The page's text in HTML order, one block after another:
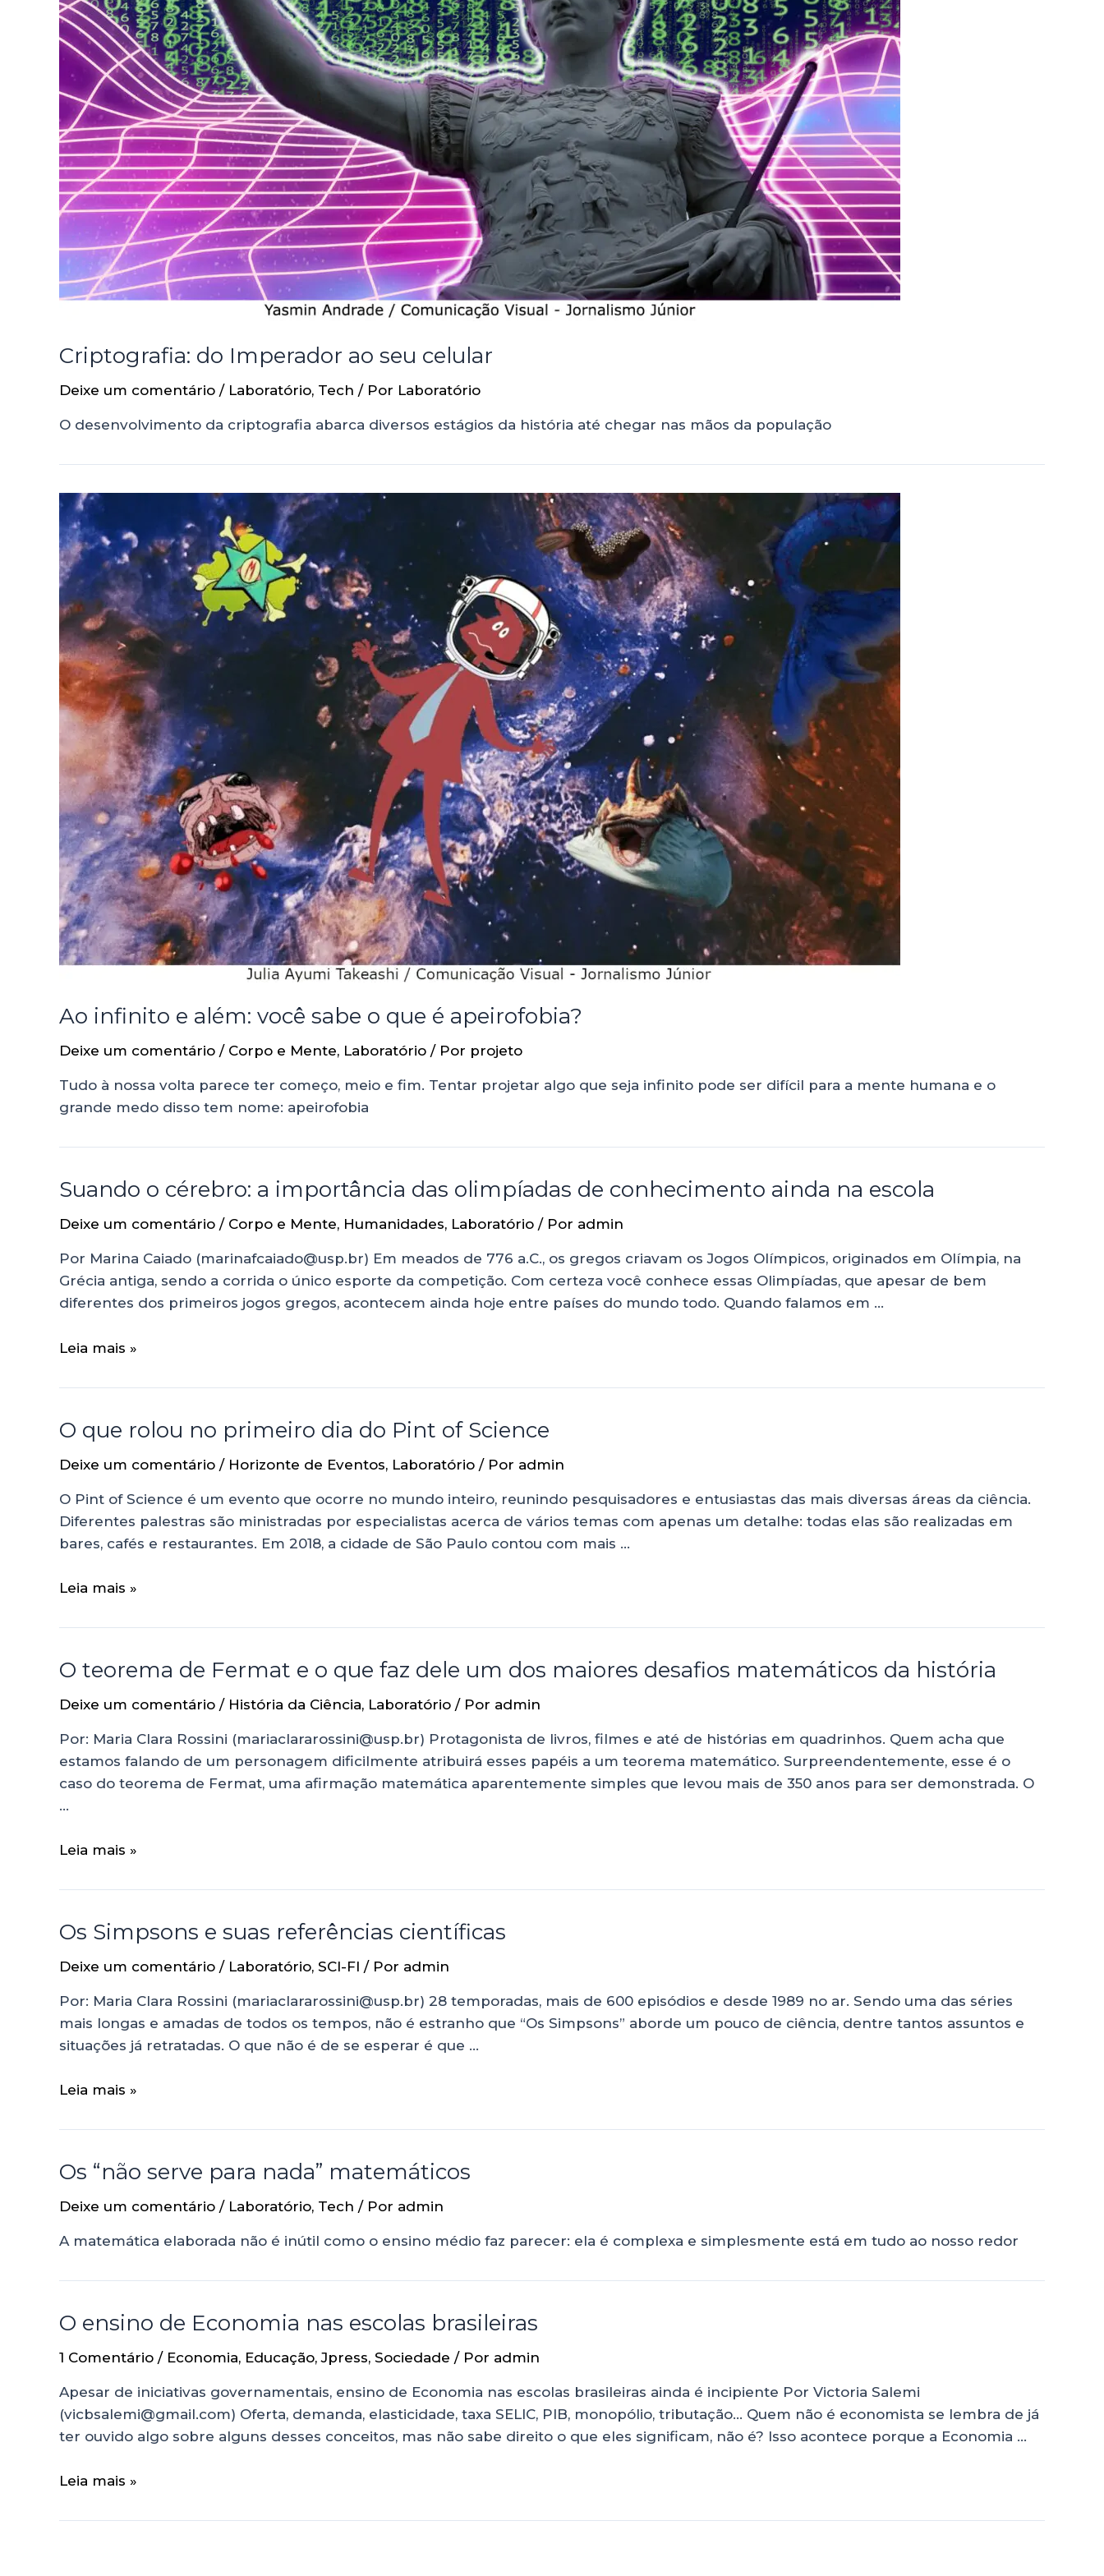
Criptografia: do Imperador ao seu celular
Deixe um comentário / Laboratório, Tech / Por Laboratório
O desenvolvimento da criptografia abarca diversos estágios da história até chegar nas mãos da população
Ao infinito e além: você sabe o que é apeirofobia?
Deixe um comentário / Corpo e Mente, Laboratório / Por projeto
Tudo à nossa volta parece ter começo, meio e fim. Tentar projetar algo que seja infinito pode ser difícil para a mente humana e o
grande medo disso tem nome: apeirofobia
Suando o cérebro: a importância das olimpíadas de conhecimento ainda na escola
Deixe um comentário / Corpo e Mente, Humanidades, Laboratório / Por admin
Por Marina Caiado (marinafcaiado@usp.br) Em meados de 776 a.C., os gregos criavam os Jogos Olímpicos, originados em Olímpia, na
Grécia antiga, sendo a corrida o único esporte da competição. Com certeza você conhece essas Olimpíadas, que apesar de bem
diferentes dos primeiros jogos gregos, acontecem ainda hoje entre países do mundo todo. Quando falamos em …
Leia mais »
O que rolou no primeiro dia do Pint of Science
Deixe um comentário / Horizonte de Eventos, Laboratório / Por admin
O Pint of Science é um evento que ocorre no mundo inteiro, reunindo pesquisadores e entusiastas das mais diversas áreas da ciência.
Diferentes palestras são ministradas por especialistas acerca de vários temas com apenas um detalhe: todas elas são realizadas em
bares, cafés e restaurantes. Em 2018, a cidade de São Paulo contou com mais …
Leia mais »
O teorema de Fermat e o que faz dele um dos maiores desafios matemáticos da história
Deixe um comentário / História da Ciência, Laboratório / Por admin
Por: Maria Clara Rossini (mariaclararossini@usp.br) Protagonista de livros, filmes e até de histórias em quadrinhos. Quem acha que
estamos falando de um personagem dificilmente atribuirá esses papéis a um teorema matemático. Surpreendentemente, esse é o
caso do teorema de Fermat, uma afirmação matemática aparentemente simples que levou mais de 350 anos para ser demonstrada. O
…
Leia mais »
Os Simpsons e suas referências científicas
Deixe um comentário / Laboratório, SCI-FI / Por admin
Por: Maria Clara Rossini (mariaclararossini@usp.br) 28 temporadas, mais de 600 episódios e desde 1989 no ar. Sendo uma das séries
mais longas e amadas de todos os tempos, não é estranho que “Os Simpsons” aborde um pouco de ciência, dentre tantos assuntos e
situações já retratadas. O que não é de se esperar é que …
Leia mais »
Os “não serve para nada” matemáticos
Deixe um comentário / Laboratório, Tech / Por admin
A matemática elaborada não é inútil como o ensino médio faz parecer: ela é complexa e simplesmente está em tudo ao nosso redor
O ensino de Economia nas escolas brasileiras
1 Comentário / Economia, Educação,Jpress, Sociedade / Por admin
Apesar de iniciativas governamentais, ensino de Economia nas escolas brasileiras ainda é incipiente Por Victoria Salemi
(vicbsalemi@gmail.com) Oferta, demanda, elasticidade, taxa SELIC, PIB, monopólio, tributação… Quem não é economista se lembra de já
ter ouvido algo sobre alguns desses conceitos, mas não sabe direito o que eles significam, não é? Isso acontece porque a Economia …
Leia mais »